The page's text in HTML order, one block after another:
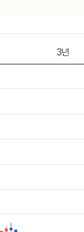
3년